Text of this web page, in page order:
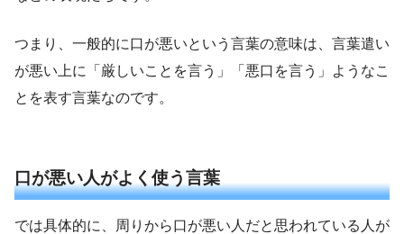
つまり、一般的に口が悪いという言葉の意味は、言葉遣い
が悪い上に「厳しいことを言う」「悪口を言う」ようなこ
とを表す言葉なのです。
口が悪い人がよく使う言葉
では具体的に、周りから口が悪い人だと思われている人が